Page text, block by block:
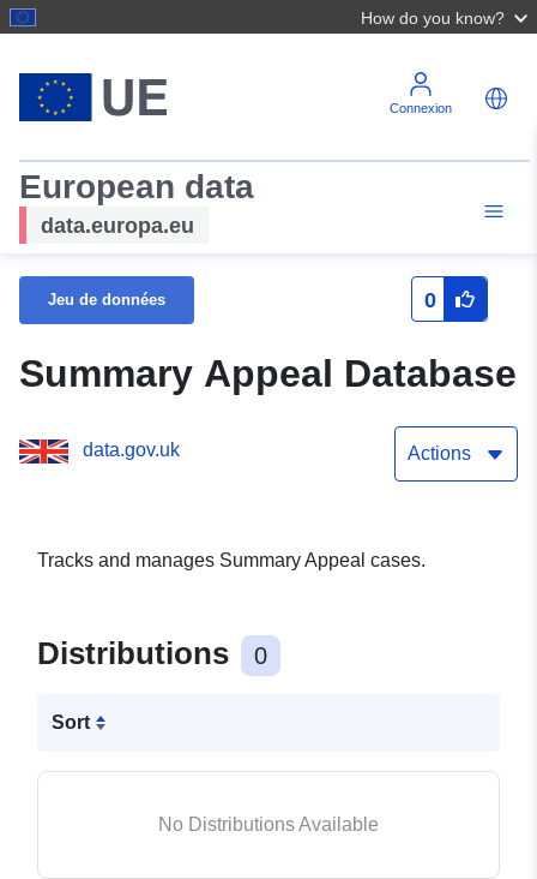
How do you know?
Connexion
European data
data.europa.eu
Jeu de données 0
Summary Appeal Database
data.gov.uk Actions
Tracks and manages Summary Appeal cases.
Distributions 0
Sort
No Distributions Available